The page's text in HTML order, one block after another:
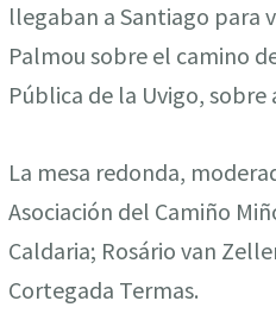
llegaban a Santiago para
Palmou sobre el camino
Pública de la Uvigo,
La mesa redonda,
Asociación del Camiño
Caldaria; Rosário van
Cortegada Termas.